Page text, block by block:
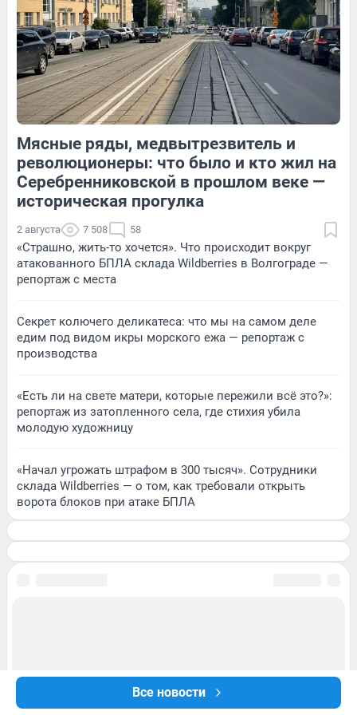
Все новости
120 1 15 Обсудить
18
Мясные ряды, медвытрезвитель и
революционеры: что было и кто жил на
Серебренниковской в прошлом веке —
историческая прогулка
2 августа 7 508 58
«Страшно, жить-то хочется». Что происходит вокруг
атакованного БПЛА склада Wildberries в Волгограде —
репортаж с места
Секрет колючего деликатеса: что мы на самом деле
едим под видом икры морского ежа — репортаж с
производства
«Есть ли на свете матери, которые пережили всё это?»:
репортаж из затопленного села, где стихия убила
молодую художницу
«Начал угрожать штрафом в 300 тысяч». Сотрудники
склада Wildberries — о том, как требовали открыть
ворота блоков при атаке БПЛА